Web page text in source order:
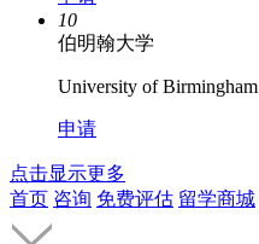
10
伯明翰大学
University of Birmingham
申请
点击显示更多
首页 咨询 免费评估 留学商城